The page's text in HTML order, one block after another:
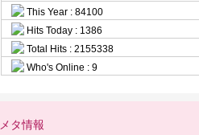
This Year : 84100
Hits Today : 1386
Total Hits : 2155338
Who's Online : 9
メタ情報